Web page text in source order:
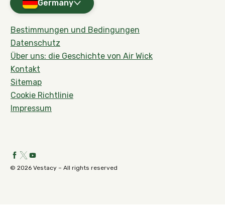
Germany
Bestimmungen und Bedingungen
Datenschutz
Über uns: die Geschichte von Air Wick
Kontakt
Sitemap
Cookie Richtlinie
Impressum
© 2026 Vestacy – All rights reserved